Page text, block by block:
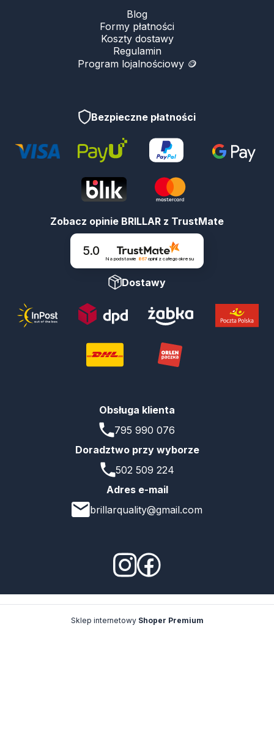
Blog
Formy płatności
Koszty dostawy
Regulamin
Program lojalnościowy 🪙
Bezpieczne płatności
Zobacz opinie BRILLAR z TrustMate
5.0
Na podstawie 867 opinii z całego okresu
Dostawy
Obsługa klienta
795 990 076
Doradztwo przy wyborze
502 509 224
Adres e-mail
brillarquality@gmail.com
Sklep internetowy Shoper Premium